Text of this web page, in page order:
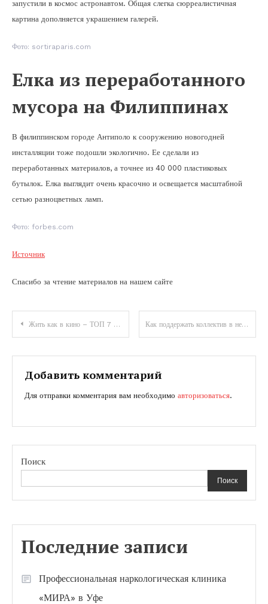
запустили в космос астронавтом. Общая слегка сюрреалистичная
картина дополняется украшением галерей.
Фото: sortiraparis.com
Елка из переработанного
мусора на Филиппинах
В филиппинском городе Антиполо к сооружению новогодней
инсталляции тоже подошли экологично. Ее сделали из
переработанных материалов, а точнее из 40 000 пластиковых
бутылок. Елка выглядит очень красочно и освещается масштабной
сетью разноцветных ламп.
Фото: forbes.com
Источник
Спасибо за чтение материалов на нашем сайте
Навигация
по
записям
Жить как в кино – ТОП 7 — подборка доступных для аренды домов из сериалов и фильмов Как поддержать коллектив в нестабильное время — что важно при планировании тимбилдинга
Добавить комментарий
Для отправки комментария вам необходимо авторизоваться.
Поиск
Поиск
Последние записи
Профессиональная наркологическая клиника
«МИРА» в Уфе